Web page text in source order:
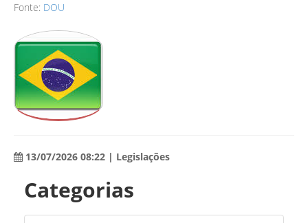
Fonte: DOU
13/07/2026 08:22 | Legislações
Categorias